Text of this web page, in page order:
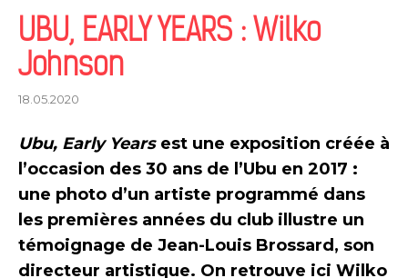
UBU, EARLY YEARS : Wilko
Johnson
18.05.2020
Ubu, Early Yearsest une exposition créée à
l’occasion des 30 ans de l’Ubu en 2017 :
une photo d’un artiste programmé dans
les premières années du club illustre un
témoignage de Jean-Louis Brossard, son
directeur artistique. On retrouve ici Wilko